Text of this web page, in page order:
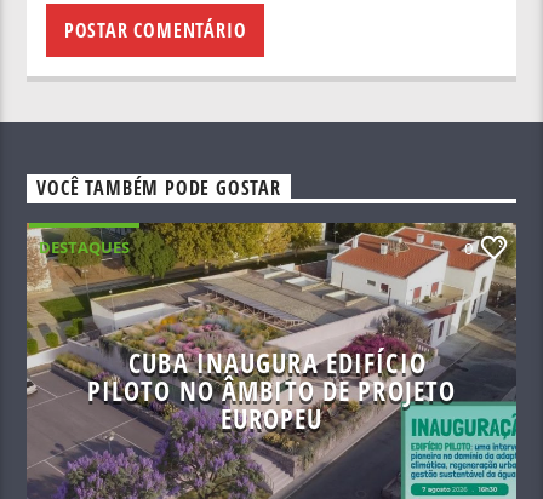
VOCÊ TAMBÉM PODE GOSTAR
DESTAQUES 0
CUBA INAUGURA EDIFÍCIO
PILOTO NO ÂMBITO DE PROJETO
EUROPEU